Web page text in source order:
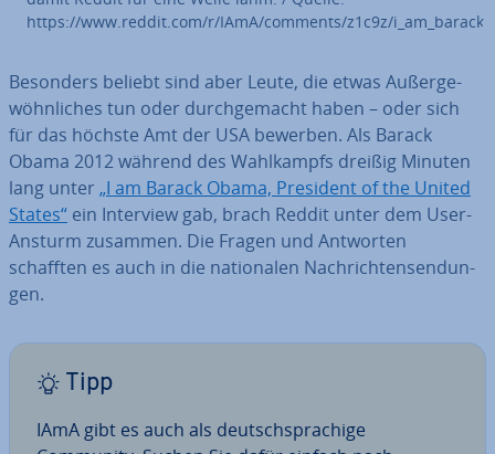
https://www.reddit.com/r/IAmA/comments/z1c9z/
Besonders beliebt sind aber Leute, die etwas Au­ßer­ge­
wöhn­li­ches tun oder durch­ge­macht haben – oder sich
für das höchste Amt der USA bewerben. Als Barack
Obama 2012 während des Wahl­kampfs dreißig Minuten
lang unter „I am Barack Obama, President of the United
States“ ein Interview gab, brach Reddit unter dem User-
Ansturm zusammen. Die Fragen und Antworten
schafften es auch in die na­tio­na­len Nach­rich­ten­sen­dun­
gen.
Tipp
IAmA gibt es auch als deutsch­spra­chi­ge